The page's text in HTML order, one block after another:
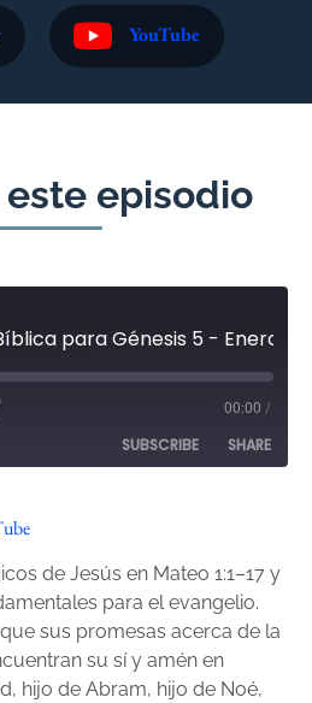
YouTube
episodio
para Génesis 5 - Enero 5
00:00 /
SUBSCRIBE SHARE
de Jesús en Mateo 1:1–17 y
para el evangelio.
sus promesas acerca de la
su sí y amén en
hijo de Abram, hijo de Noé,